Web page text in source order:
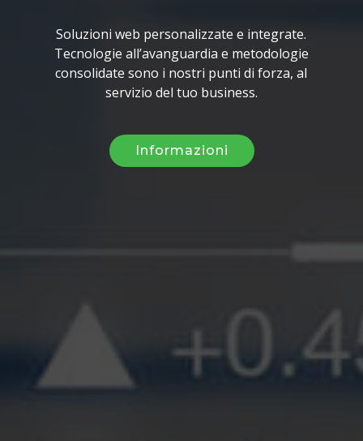
Soluzioni web personalizzate e integrate.
Tecnologie all’avanguardia e metodologie
consolidate sono i nostri punti di forza, al
servizio del tuo business.
Informazioni